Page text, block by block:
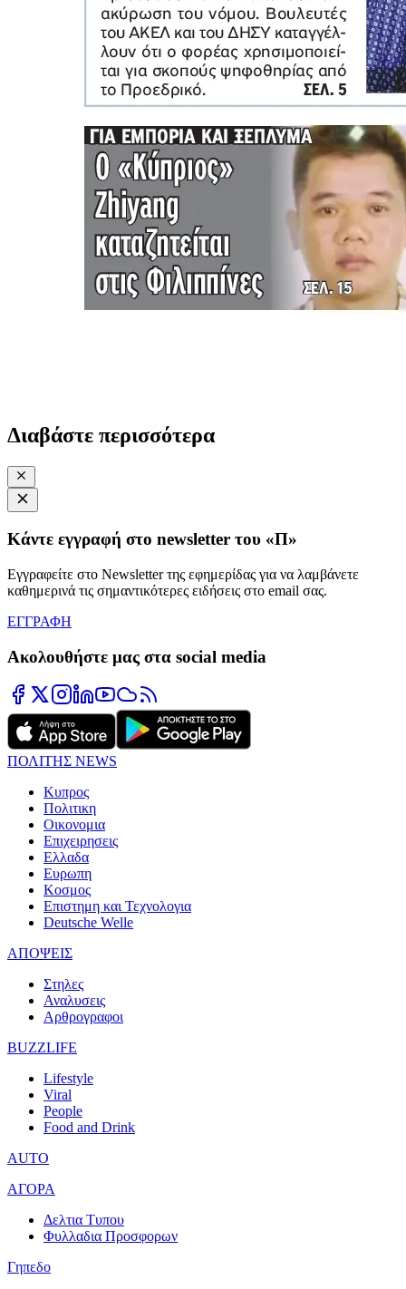
Διαβάστε περισσότερα
Κάντε εγγραφή στο newsletter του «Π»
Εγγραφείτε στο Newsletter της εφημερίδας για να λαμβάνετε
καθημερινά τις σημαντικότερες ειδήσεις στο email σας.
ΕΓΓΡΑΦΗ
Ακολουθήστε μας στα social media
ΠΟΛΙΤΗΣ NEWS
Κυπρος
Πολιτικη
Οικονομια
Επιχειρησεις
Ελλαδα
Ευρωπη
Κοσμος
Επιστημη και Τεχνολογια
Deutsche Welle
ΑΠΟΨΕΙΣ
Στηλες
Αναλυσεις
Αρθρογραφοι
BUZZLIFE
Lifestyle
Viral
People
Food and Drink
AUTO
ΑΓΟΡΑ
Δελτια Τυπου
Φυλλαδια Προσφορων
Γηπεδο